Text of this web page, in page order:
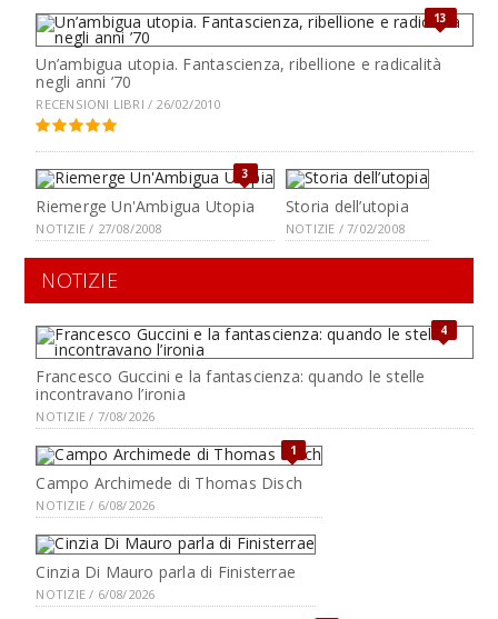
13
Un’ambigua utopia. Fantascienza, ribellione e radicalità
negli anni ’70
RECENSIONI LIBRI / 26/02/2010
3
Riemerge Un'Ambigua Utopia
NOTIZIE / 27/08/2008
Storia dell’utopia
NOTIZIE / 7/02/2008
NOTIZIE
4
Francesco Guccini e la fantascienza: quando le stelle
incontravano l’ironia
NOTIZIE / 7/08/2026
1
Campo Archimede di Thomas Disch
NOTIZIE / 6/08/2026
Cinzia Di Mauro parla di Finisterrae
NOTIZIE / 6/08/2026